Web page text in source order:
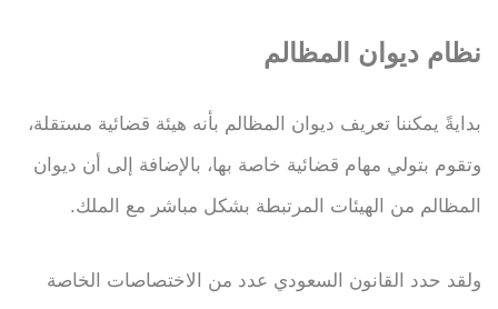
نظام ديوان المظالم
بدايةً يمكننا تعريف ديوان المظالم بأنه هيئة قضائية مستقلة،
وتقوم بتولي مهام قضائية خاصة بها، بالإضافة إلى أن ديوان
المظالم من الهيئات المرتبطة بشكل مباشر مع الملك.
ولقد حدد القانون السعودي عدد من الاختصاصات الخاصة